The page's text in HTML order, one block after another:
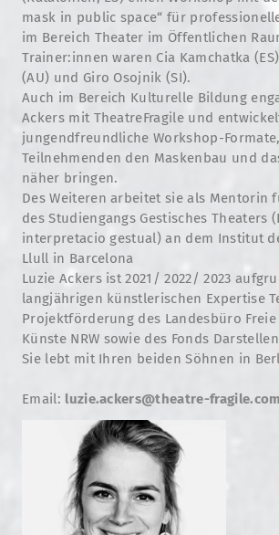
mask in public space“ für
im Bereich Theater im Öffentlichen
Trainer:innen waren Cia Kamchatka
(AU) und Giro Osojnik (SI).
Auch im Bereich Kulturelle Bildung
Ackers mit TheatreFragile und
jungendfreundliche Workshop-
Teilnehmenden den Maskenbau und
näher bringen.
Des Weiteren arbeitet sie als Mentorin
des Studiengangs Gestisches Theaters
interpretacio gestual) an dem Institut
Llull in Barcelona
Luzie Ackers ist 2021/ 2022/ 2023
langjährigen künstlerischen Expertise
Projektförderung des Landesbüro
Künste NRW sowie des Fonds
Sie lebt mit Ihren beiden Söhnen in
Email: luzie.ackers@theatre-fragile.com